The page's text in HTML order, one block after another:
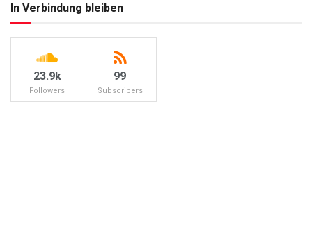
In Verbindung bleiben
23.9k
Followers
99
Subscribers